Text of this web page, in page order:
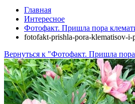
Главная
Интересное
Фотофакт. Пришла пора
fotofakt-prishla-pora-klematisov-i-
Вернуться к "Фотофакт. Пришла